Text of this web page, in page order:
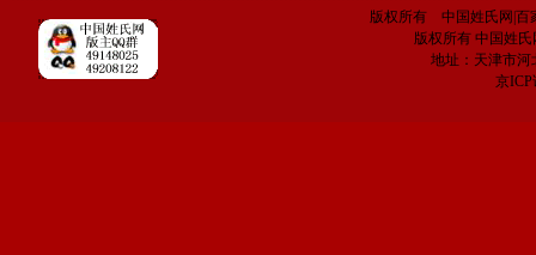
版权所有 中国姓氏网|百
版权所有 中国姓氏
地址：天津市河
京ICP